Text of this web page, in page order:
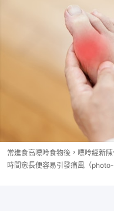
常進食高嘌呤食物後，嘌呤經新
時間愈長便容易引發痛風（photo-